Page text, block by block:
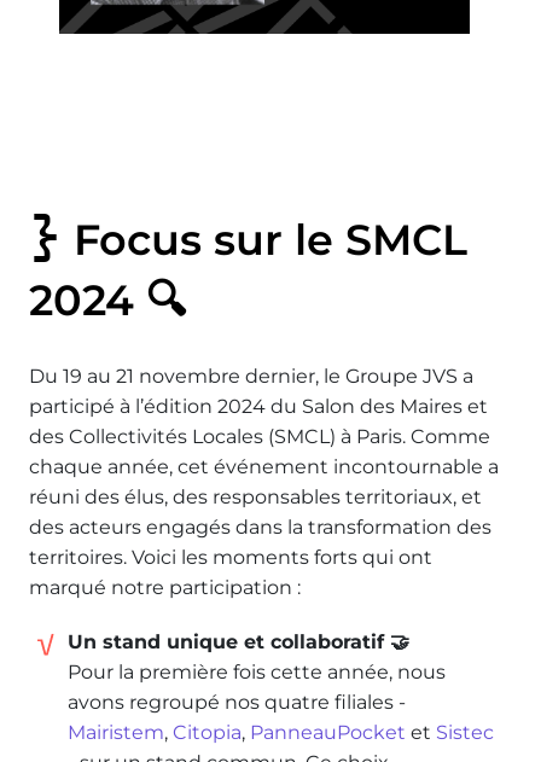
Focus sur le SMCL
2024 🔍
Du 19 au 21 novembre dernier, le Groupe JVS a
participé à l’édition 2024 du Salon des Maires et
des Collectivités Locales (SMCL) à Paris. Comme
chaque année, cet événement incontournable a
réuni des élus, des responsables territoriaux, et
des acteurs engagés dans la transformation des
territoires. Voici les moments forts qui ont
marqué notre participation :
Un stand unique et collaboratif 🤝
Pour la première fois cette année, nous
avons regroupé nos quatre filiales -
Mairistem, Citopia, PanneauPocket et Sistec